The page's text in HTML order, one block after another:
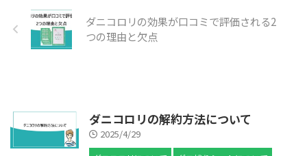
ダニコロリの効果が口コミで評価される2
つの理由と欠点
ダニコロリの解約方法について
2025/4/29